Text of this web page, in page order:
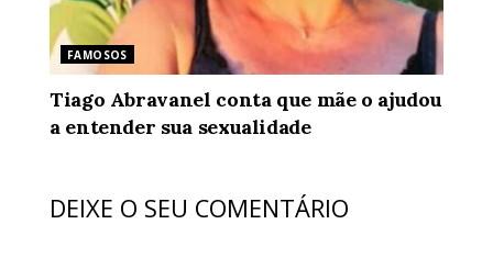
FAMOSOS
Tiago Abravanel conta que mãe o ajudou
a entender sua sexualidade
DEIXE O SEU COMENTÁRIO